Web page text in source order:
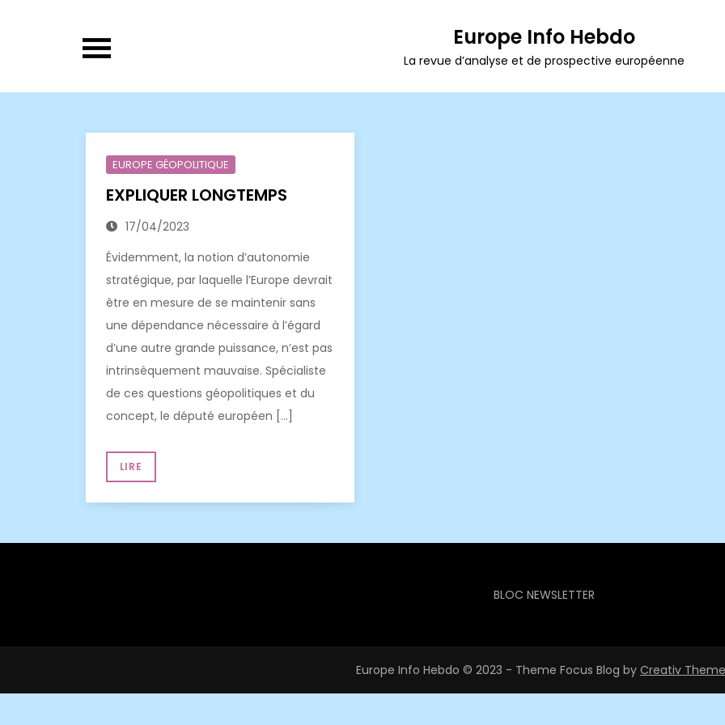
Europe Info Hebdo
La revue d’analyse et de prospective européenne
EUROPE GÉOPOLITIQUE
EXPLIQUER LONGTEMPS
17/04/2023
Évidemment, la notion d’autonomie
stratégique, par laquelle l’Europe devrait
être en mesure de se maintenir sans
une dépendance nécessaire à l’égard
d’une autre grande puissance, n’est pas
intrinsèquement mauvaise. Spécialiste
de ces questions géopolitiques et du
concept, le député européen […]
LIRE
BLOC NEWSLETTER
Europe Info Hebdo © 2023 - Theme Focus Blog by Creativ